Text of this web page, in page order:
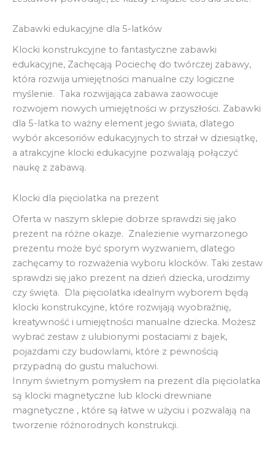
Zabawki edukacyjne dla 5-latków
Klocki konstrukcyjne to fantastyczne zabawki
edukacyjne, Zachęcają Pociechę do twórczej zabawy,
która rozwija umiejętności manualne czy logiczne
myślenie. Taka rozwijająca zabawa zaowocuje
rozwojem nowych umiejętności w przyszłości. Zabawki
dla 5-latka to ważny element jego świata, dlatego
wybór akcesoriów edukacyjnych to strzał w dziesiątkę,
a atrakcyjne klocki edukacyjne pozwalają połączyć
naukę z zabawą.
Klocki dla pięciolatka na prezent
Oferta w naszym sklepie dobrze sprawdzi się jako
prezent na różne okazje. Znalezienie wymarzonego
prezentu może być sporym wyzwaniem, dlatego
zachęcamy to rozważenia wyboru klocków. Taki zestaw
sprawdzi się jako prezent na dzień dziecka, urodzimy
czy święta. Dla pięciolatka idealnym wyborem będą
klocki konstrukcyjne, które rozwijają wyobraźnię,
kreatywność i umiejętności manualne dziecka. Możesz
wybrać zestaw z ulubionymi postaciami z bajek,
pojazdami czy budowlami, które z pewnością
przypadną do gustu maluchowi.
Innym świetnym pomysłem na prezent dla pięciolatka
są klocki magnetyczne lub klocki drewniane
magnetyczne , które są łatwe w użyciu i pozwalają na
tworzenie różnorodnych konstrukcji.